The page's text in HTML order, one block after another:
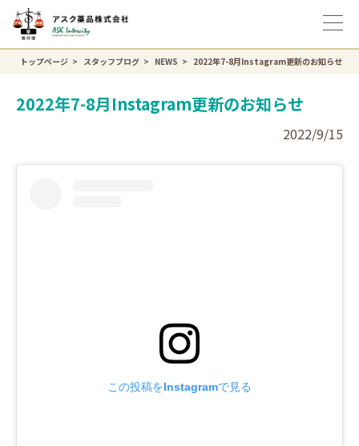
トップページ スタッフブログ NEWS 2022年7-8月Instagram更新のお知らせ
2022年7-8月Instagram更新のお知らせ
2022/9/15
この投稿をInstagramで見る